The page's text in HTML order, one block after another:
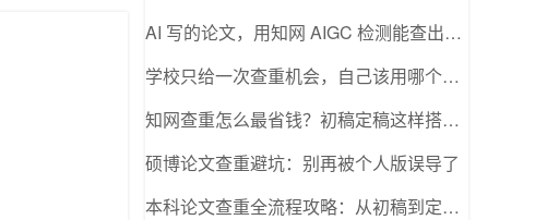
AI 写的论文，用知网 AIGC 检测能查出来吗？
学校只给一次查重机会，自己该用哪个版本自测？
知网查重怎么最省钱？初稿定稿这样搭配最划算
硕博论文查重避坑：别再被个人版误导了
本科论文查重全流程攻略：从初稿到定稿怎么查？